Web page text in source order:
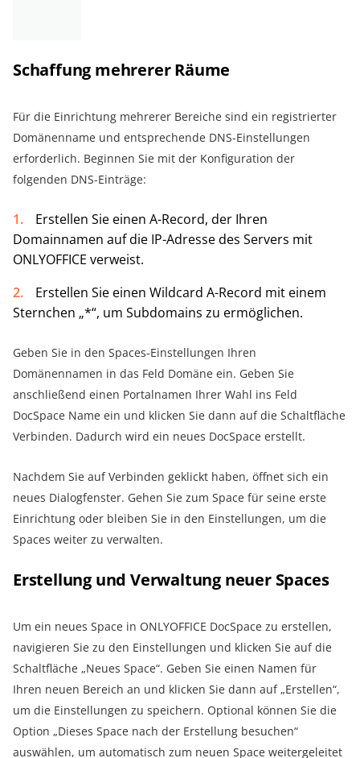
Schaffung mehrerer Räume
Für die Einrichtung mehrerer Bereiche sind ein registrierter
Domänenname und entsprechende DNS-Einstellungen
erforderlich. Beginnen Sie mit der Konfiguration der
folgenden DNS-Einträge:
Erstellen Sie einen A-Record, der Ihren
Domainnamen auf die IP-Adresse des Servers mit
ONLYOFFICE verweist.
Erstellen Sie einen Wildcard A-Record mit einem
Sternchen „*“, um Subdomains zu ermöglichen.
Geben Sie in den Spaces-Einstellungen Ihren
Domänennamen in das Feld Domäne ein. Geben Sie
anschließend einen Portalnamen Ihrer Wahl ins Feld
DocSpace Name ein und klicken Sie dann auf die Schaltfläche
Verbinden. Dadurch wird ein neues DocSpace erstellt.
Nachdem Sie auf Verbinden geklickt haben, öffnet sich ein
neues Dialogfenster. Gehen Sie zum Space für seine erste
Einrichtung oder bleiben Sie in den Einstellungen, um die
Spaces weiter zu verwalten.
Erstellung und Verwaltung neuer Spaces
Um ein neues Space in ONLYOFFICE DocSpace zu erstellen,
navigieren Sie zu den Einstellungen und klicken Sie auf die
Schaltfläche „Neues Space“. Geben Sie einen Namen für
Ihren neuen Bereich an und klicken Sie dann auf „Erstellen“,
um die Einstellungen zu speichern. Optional können Sie die
Option „Dieses Space nach der Erstellung besuchen“
auswählen, um automatisch zum neuen Space weitergeleitet